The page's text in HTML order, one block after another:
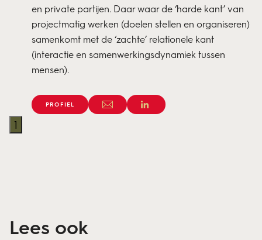
en private partijen. Daar waar de ‘harde kant’ van
projectmatig werken (doelen stellen en organiseren)
samenkomt met de ‘zachte’ relationele kant
(interactie en samenwerkingsdynamiek tussen
mensen).
PROFIEL
1
Lees ook